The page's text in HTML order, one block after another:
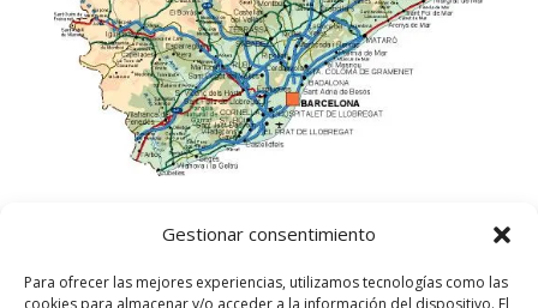
Gestionar consentimiento
Para ofrecer las mejores experiencias, utilizamos tecnologías como las
cookies para almacenar y/o acceder a la información del dispositivo. El